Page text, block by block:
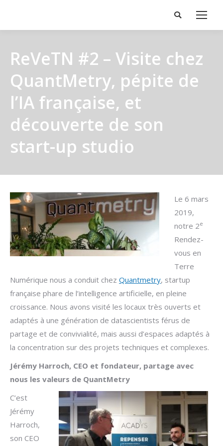
Search:
ReVeTN #2 – Visite chez
QuantMetry, pépite de
l’IA française, et
découverte de son
start-up studio
Le 6 mars
2019,
notre 2e
Rendez-
vous en
Terre
Numérique nous a conduit chez Quantmetry, startup
française phare de l’intelligence artificielle, en pleine
croissance. Nous avons visité les locaux très ouverts et
adaptés à une génération de datascientists férus de
partage et de convivialité, mais aussi d’espaces adaptés à
la concentration sur des projets techniques et complexes.
Jérémy Harroch, CEO et fondateur, partage avec
nous les valeurs de QuantMetry
C’est
Jérémy
Harroch,
son CEO